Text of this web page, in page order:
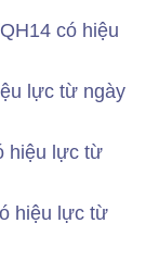
có hiệu
lực từ ngày
hiệu lực từ
hiệu lực từ